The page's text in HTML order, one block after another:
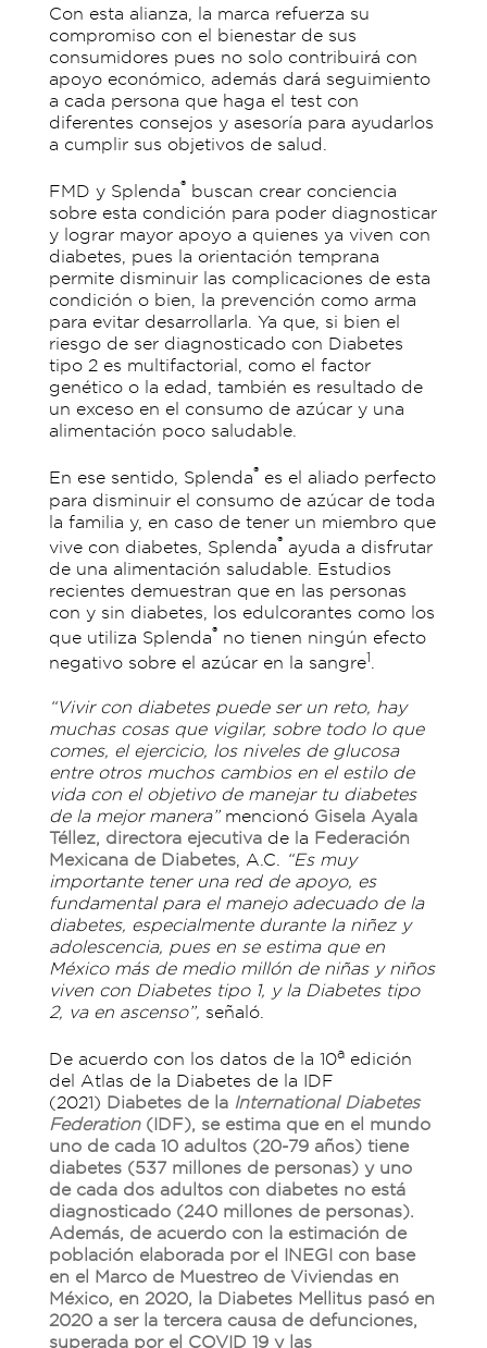
Con esta alianza, la marca refuerza su
compromiso con el bienestar de sus
consumidores pues no solo contribuirá con
apoyo económico, además dará seguimiento
a cada persona que haga el test con
diferentes consejos y asesoría para ayudarlos
a cumplir sus objetivos de salud.
FMD y Splenda®buscan crear conciencia
sobre esta condición para poder diagnosticar
y lograr mayor apoyo a quienes ya viven con
diabetes, pues la orientación temprana
permite disminuir las complicaciones de esta
condición o bien, la prevención como arma
para evitar desarrollarla. Ya que, si bien el
riesgo de ser diagnosticado con Diabetes
tipo 2 es multifactorial, como el factor
genético o la edad, también es resultado de
un exceso en el consumo de azúcar y una
alimentación poco saludable.
En ese sentido, Splenda®es el aliado perfecto
para disminuir el consumo de azúcar de toda
la familia y, en caso de tener un miembro que
vive con diabetes, Splenda®ayuda a disfrutar
de una alimentación saludable. Estudios
recientes demuestran que en las personas
con y sin diabetes, los edulcorantes como los
que utiliza Splenda®no tienen ningún efecto
negativo sobre el azúcar en la sangre1.
“Vivir con diabetes puede ser un reto, hay
muchas cosas que vigilar, sobre todo lo que
comes, el ejercicio, los niveles de glucosa
entre otros muchos cambios en el estilo de
vida con el objetivo de manejar tu diabetes
de la mejor manera”mencionó Gisela Ayala
Téllez, directora ejecutiva de la Federación
Mexicana de Diabetes, A.C.
“Es muy
importante tener una red de apoyo, es
fundamental para el manejo adecuado de la
diabetes, especialmente durante la niñez y
adolescencia, pues en se estima que en
México más de medio millón de niñas y niños
viven con Diabetes tipo 1, y la Diabetes tipo
2, va en ascenso”, señaló.
De acuerdo con los datos de la 10aedición
del Atlas de la Diabetes de la IDF
(2021) Diabetes de la International Diabetes
Federation(IDF), se estima que en el mundo
uno de cada 10 adultos (20-79 años) tiene
diabetes (537 millones de personas) y uno
de cada dos adultos con diabetes no está
diagnosticado (240 millones de personas).
Además, de acuerdo con la estimación de
población elaborada por el INEGI con base
en el Marco de Muestreo de Viviendas en
México, en 2020, la Diabetes Mellitus pasó en
2020 a ser la tercera causa de defunciones,
superada por el COVID 19 y las